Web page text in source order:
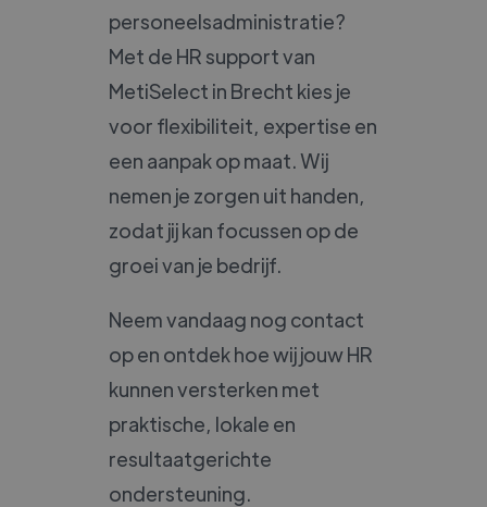
personeelsadministratie?
Met de HR support van
MetiSelect in Brecht kies je
voor flexibiliteit, expertise en
een aanpak op maat. Wij
nemen je zorgen uit handen,
zodat jij kan focussen op de
groei van je bedrijf.
Neem vandaag nog contact
op en ontdek hoe wij jouw HR
kunnen versterken met
praktische, lokale en
resultaatgerichte
ondersteuning.